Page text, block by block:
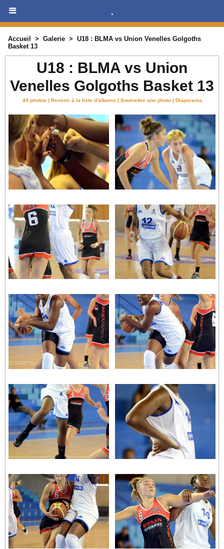
.
Accueil > Galerie > U18 : BLMA vs Union Venelles Golgoths
Basket 13
U18 : BLMA vs Union
Venelles Golgoths Basket 13
49 photos | Revenir à la liste d'albums | Soumettre une photo | Diaporama